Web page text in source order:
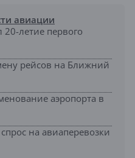
авиации
летие первого
рейсов на Ближний
аэропорта в
на авиаперевозки